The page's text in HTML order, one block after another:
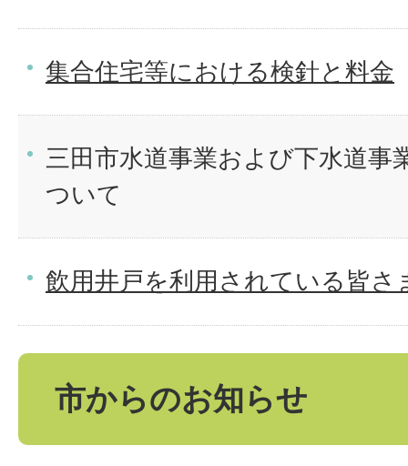
集合住宅等における検針と料金
三田市水道事業および下水道事
ついて
飲用井戸を利用されている皆さ
市からのお知らせ